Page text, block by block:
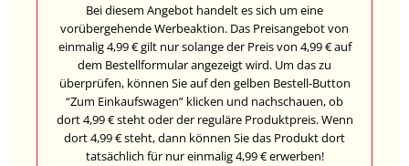
Bei diesem Angebot handelt es sich um eine
vorübergehende Werbeaktion. Das Preisangebot von
einmalig 4,99 € gilt nur solange der Preis von 4,99 € auf
dem Bestellformular angezeigt wird. Um das zu
überprüfen, können Sie auf den gelben Bestell-Button
“Zum Einkaufswagen” klicken und nachschauen, ob
dort 4,99 € steht oder der reguläre Produktpreis. Wenn
dort 4,99 € steht, dann können Sie das Produkt dort
tatsächlich für nur einmalig 4,99 € erwerben!